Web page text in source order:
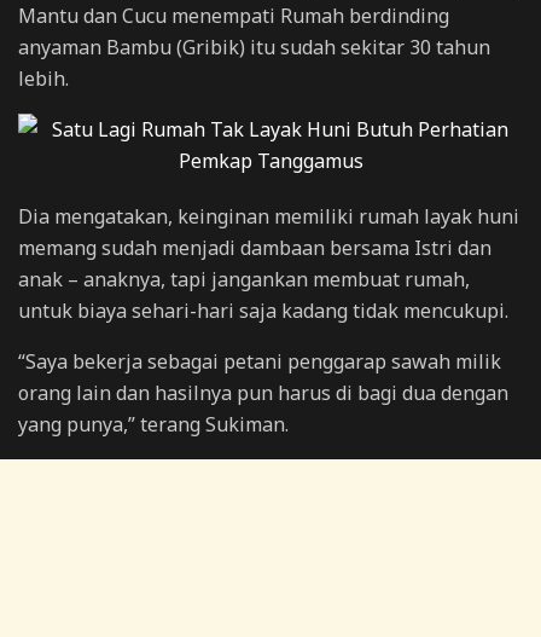
Mantu dan Cucu menempati Rumah berdinding
anyaman Bambu (Gribik) itu sudah sekitar 30 tahun
lebih.
Dia mengatakan, keinginan memiliki rumah layak huni
memang sudah menjadi dambaan bersama Istri dan
anak – anaknya, tapi jangankan membuat rumah,
untuk biaya sehari-hari saja kadang tidak mencukupi.
“Saya bekerja sebagai petani penggarap sawah milik
orang lain dan hasilnya pun harus di bagi dua dengan
yang punya,” terang Sukiman.